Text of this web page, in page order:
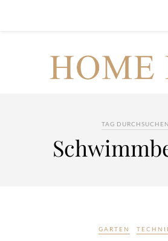
TAG DURCHSUCHEN
GARTEN